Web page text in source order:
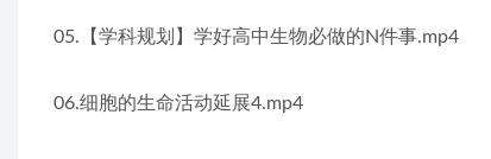
05.【学科规划】学好高中生物必做的N件事.mp4
06.细胞的生命活动延展4.mp4